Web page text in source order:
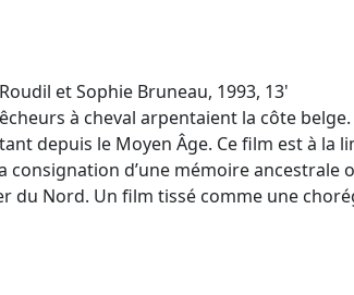
et Sophie Bruneau, 1993, 13'
à cheval arpentaient la côte
depuis le Moyen Âge. Cefilm està la
d’une mémoire ancestrale
du Nord. Un film tissé comme une